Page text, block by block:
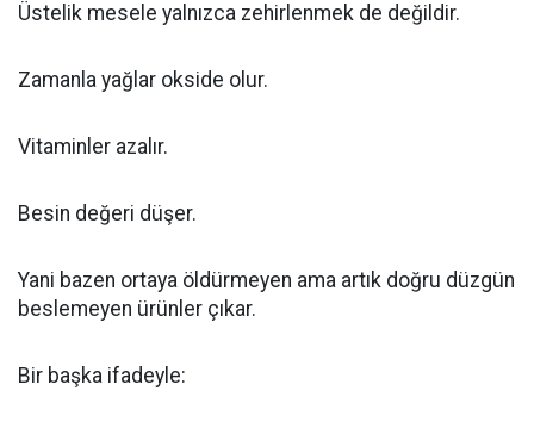
Üstelik mesele yalnızca zehirlenmek de değildir.
Zamanla yağlar okside olur.
Vitaminler azalır.
Besin değeri düşer.
Yani bazen ortaya öldürmeyen ama artık doğru düzgün
beslemeyen ürünler çıkar.
Bir başka ifadeyle: